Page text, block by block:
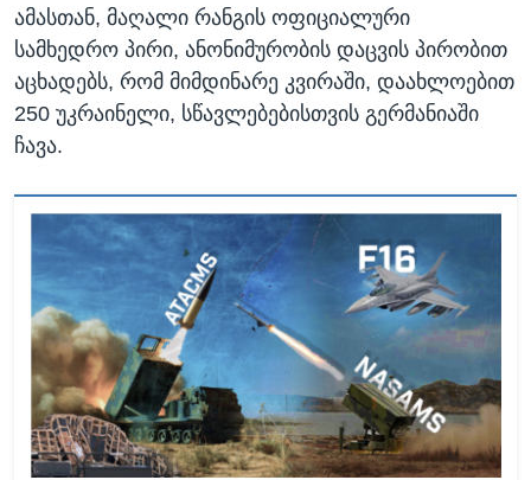
ამასთან, მაღალი რანგის ოფიციალური
სამხედრო პირი, ანონიმურობის დაცვის პირობით
აცხადებს, რომ მიმდინარე კვირაში, დაახლოებით
250 უკრაინელი, სწავლებებისთვის გერმანიაში
ჩავა.